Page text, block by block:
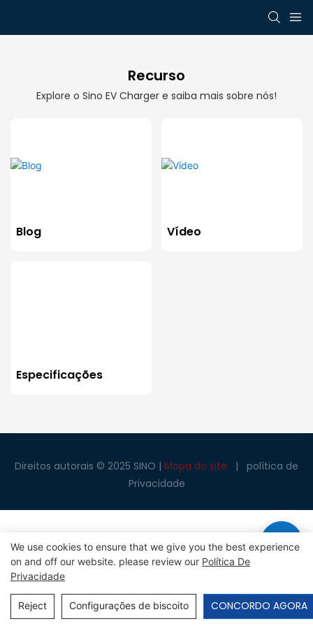
Recurso
Explore o Sino EV Charger e saiba mais sobre nós!
Blog Vídeo
Especificações
Direitos autorais © 2025 SINO | Mapa do site |
política de
Privacidade
We use cookies to ensure that we give you the best experience
on and off our website. please review our Política De
Privacidade
Reject Configurações de biscoito CONCORDO AGORA